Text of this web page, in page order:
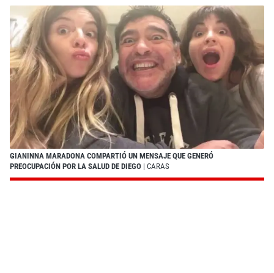
GIANINNA MARADONA COMPARTIÓ UN MENSAJE QUE GENERÓ
PREOCUPACIÓN POR LA SALUD DE DIEGO | CARAS